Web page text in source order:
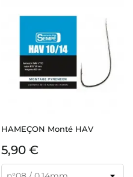
HAMEÇON Monté HAV
Prix
5,90 €